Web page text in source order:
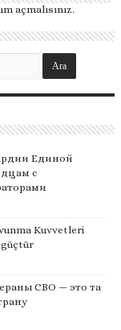
açmalısınız.
Единой
с
Kuvvetleri
güçtür
СВО — это та